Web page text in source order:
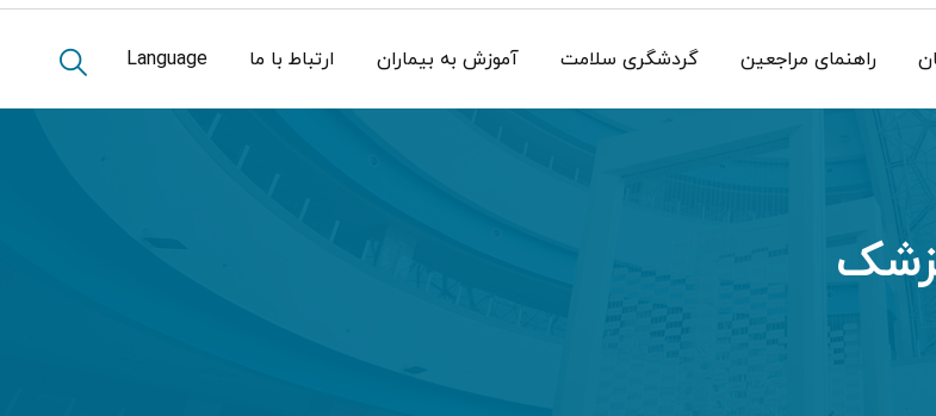
راهنمای مراجعین گردشگری سلامت آموزش به بیماران ارتباط با ما Language